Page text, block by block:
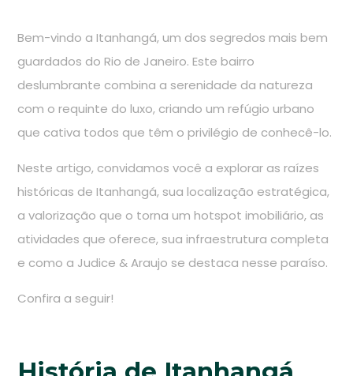
Bem-vindo a Itanhangá, um dos segredos mais bem
guardados do Rio de Janeiro. Este bairro
deslumbrante combina a serenidade da natureza
com o requinte do luxo, criando um refúgio urbano
que cativa todos que têm o privilégio de conhecê-lo.
Neste artigo, convidamos você a explorar as raízes
históricas de Itanhangá, sua localização estratégica,
a valorização que o torna um hotspot imobiliário, as
atividades que oferece, sua infraestrutura completa
e como a Judice & Araujo se destaca nesse paraíso.
Confira a seguir!